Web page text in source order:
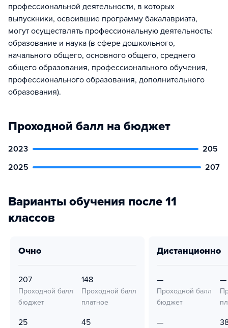
профессиональной деятельности, в которых
выпускники, освоившие программу бакалавриата,
могут осуществлять профессиональную деятельность:
образование и наука (в сфере дошкольного,
начального общего, основного общего, среднего
общего образования, профессионального обучения,
профессионального образования, дополнительного
образования).
Проходной балл на бюджет
2023
205
2025
207
Варианты обучения после 11
классов
очно
207
Проходной балл
бюджет
148
Проходной балл
платное
25 45
дистанционно
—
Проходной балл
бюджет
—
—